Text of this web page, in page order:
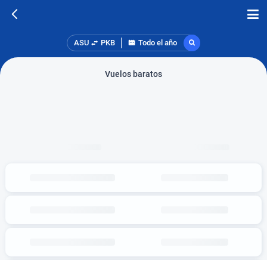
ASU PKB Todo el año
Vuelos baratos